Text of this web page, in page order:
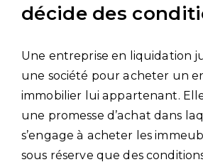
décide des
Une entreprise en liquidation
une société pour acheter un
immobilier lui appartenant.
une promesse d’achat dans
s’engage à acheter les
sous réserve que des